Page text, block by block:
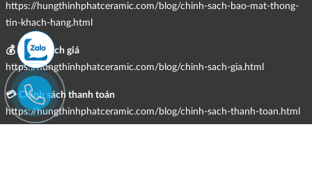
https://hungthinhphatceramic.com/blog/chinh-sach-bao-mat-thong-
tin-khach-hang.html
💰 Chính sách giá
https://hungthinhphatceramic.com/blog/chinh-sach-gia.html
💳 Chính sách thanh toán
https://hungthinhphatceramic.com/blog/chinh-sach-thanh-toan.html